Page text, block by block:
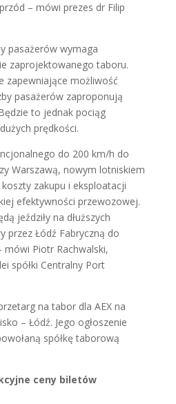
– mówi prezes dr Filip
pasażerów wymaga
zaprojektowanego taboru.
zapewniające możliwość
pasażerów zaproponują
to jednak pociąg
prędkości.
do 200 km/h do
Warszawą, nowym lotniskiem
zakupu i eksploatacji
efektywności przewozowej.
jeździły na dłuższych
przez Łódź Fabryczną do
mówi Piotr Rachwalski,
spółki Centralny Port
na tabor dla AEX na
– Łódź. Jego ogłoszenie
spółkę taborową
ceny biletów